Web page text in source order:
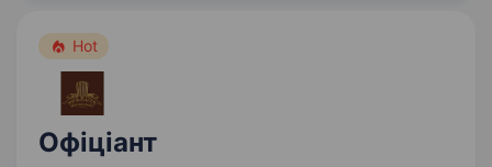
Hot
Офіціант